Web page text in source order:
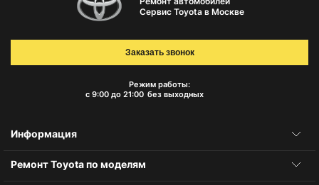
Сервис Toyota в Москве
Режим работы:
с 9:00 до 21:00 без выходных
Заказать звонок
Информация
Ремонт Toyota по моделям